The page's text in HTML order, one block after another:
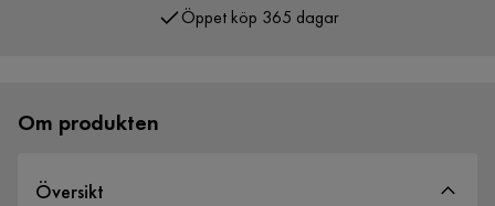
Öppet köp 365 dagar
Om produkten
Översikt